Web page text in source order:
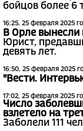
бойцов более 6
16:25, 25 февраля 2025
В Орле
Юрист,
девять лет.
16:50, 25 февраля 2025
"Вести.
17:02, 25 февраля 2025
Число
взлетело на
Заболели 111